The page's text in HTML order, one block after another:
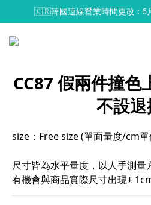
🇰🇷韓國連線營業時間更改 : 6
CC87 假兩件撞色
不設
size：Free size (單面量度/cm
尺寸皆為水平量度，以人手測量
有機會與商品實際尺寸出現±